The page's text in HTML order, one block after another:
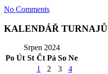
No Comments
KALENDÁŘ TURNAJŮ
Srpen 2024
Po Út St Čt Pá So Ne
1 2 3
4